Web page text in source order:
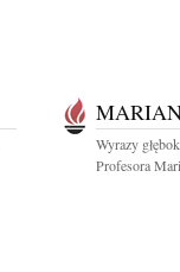
Wyrazy
Profesora